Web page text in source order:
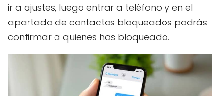
ir a ajustes, luego entrar a teléfono y en el
apartado de contactos bloqueados podrás
confirmar a quienes has bloqueado.